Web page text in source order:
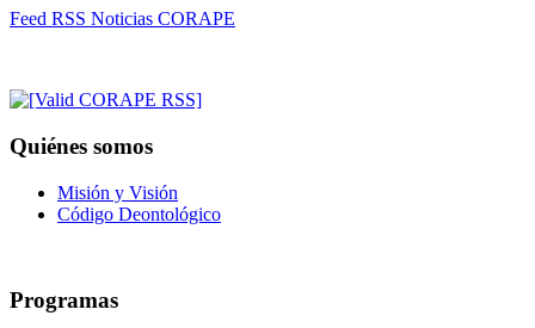
Feed RSS Noticias CORAPE
Quiénes somos
Misión y Visión
Código Deontológico
Programas